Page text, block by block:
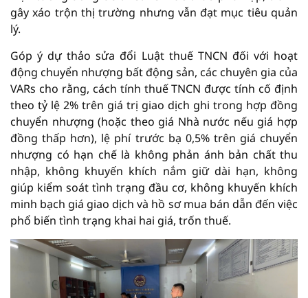
gây xáo trộn thị trường nhưng vẫn đạt mục tiêu quản
lý.
Góp ý dự thảo sửa đổi Luật thuế TNCN đối với hoạt
động chuyển nhượng bất động sản, các chuyên gia của
VARs cho rằng, cách tính thuế TNCN được tính cố định
theo tỷ lệ 2% trên giá trị giao dịch ghi trong hợp đồng
chuyển nhượng (hoặc theo giá Nhà nước nếu giá hợp
đồng thấp hơn), lệ phí trước bạ 0,5% trên giá chuyển
nhượng có hạn chế là không phản ánh bản chất thu
nhập, không khuyến khích nắm giữ dài hạn, không
giúp kiểm soát tình trạng đầu cơ, không khuyến khích
minh bạch giá giao dịch và hồ sơ mua bán dẫn đến việc
phổ biến tình trạng khai hai giá, trốn thuế.